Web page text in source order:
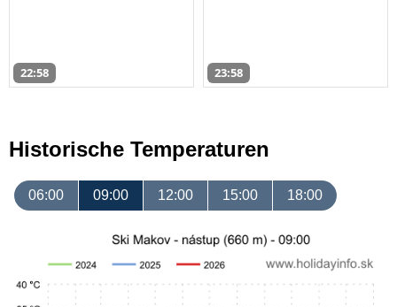
22:58 23:58
Historische Temperaturen
06:00 09:00 12:00 15:00 18:00